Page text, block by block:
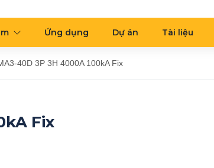
Ứng dụng Dự án Tài liệu
40D 3P 3H 4000A 100kA Fix
Fix